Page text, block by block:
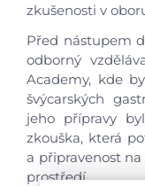
zkušenosti v
Před nástupem
odborný
Academy, kde
švýcarských
jeho přípravy
zkouška, která
a připravenost
prostředí.